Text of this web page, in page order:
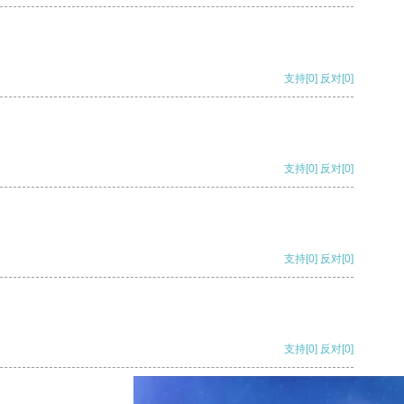
支持[0] 反对[0]
支持[0] 反对[0]
支持[0] 反对[0]
支持[0] 反对[0]